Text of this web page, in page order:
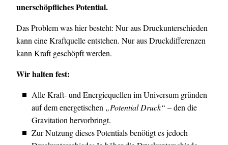
unerschöpfliches Potential.
Das Problem was hier besteht: Nur aus Druckunterschieden
kann eine Kraftquelle entstehen. Nur aus Druckdifferenzen
kann Kraft geschöpft werden.
Wir halten fest:
Alle Kraft- und Energiequellen im Universum gründen
auf dem energetischen „Potential Druck“ – den die
Gravitation hervorbringt.
Zur Nutzung dieses Potentials benötigt es jedoch